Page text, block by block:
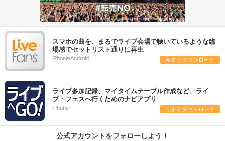
スマホの曲を、まるでライブ会場で聴いているような臨
場感でセットリスト通りに再生
iPhone/Android 今すぐダウンロード
ライブ参加記録、マイタイムテーブル作成など、ライ
ブ・フェスへ行くためのナビアプリ
iPhone 今すぐダウンロード
公式アカウントをフォローしよう！